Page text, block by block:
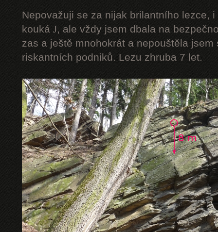
Nepovažuji se za nijak brilantního lezce,
kouká J, ale vždy jsem dbala na
zas a ještě mnohokrát a nepouštěla
riskantních podniků. Lezu zhruba 7 let.